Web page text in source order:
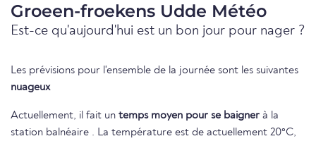
Groeen-froekens Udde Météo
Est-ce qu'aujourd'hui est un bon jour pour nager ?
Les prévisions pour l'ensemble de la journée sont les suivantes
nuageux
Actuellement, il fait un temps moyen pour se baigner à la
station balnéaire . La température est de actuellement 20°C,